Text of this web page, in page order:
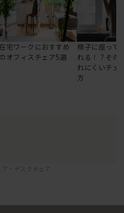
在宅ワークにおすすめ
のオフィスチェア5選
椅子に座って
れる！？その
れにくいチェ
方
ア・デスクチェア